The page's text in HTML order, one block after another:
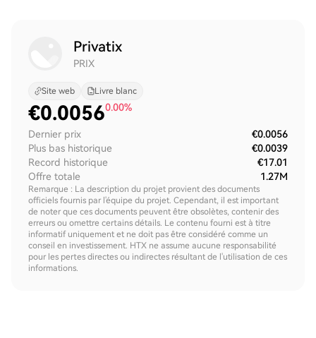
Privatix
PRIX
Site web Livre blanc
€0.00560.00%
Dernier prix
€0.0056
Plus bas historique
€0.0039
Record historique
€17.01
Offre totale
1.27M
Remarque : La description du projet provient des documents
officiels fournis par l'équipe du projet. Cependant, il est important
de noter que ces documents peuvent être obsolètes, contenir des
erreurs ou omettre certains détails. Le contenu fourni est à titre
informatif uniquement et ne doit pas être considéré comme un
conseil en investissement. HTX ne assume aucune responsabilité
pour les pertes directes ou indirectes résultant de l'utilisation de ces
informations.